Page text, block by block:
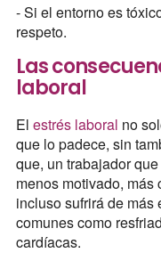
- Si el entorno es
respeto.
Las
laboral
El estrés laboral no
que lo padece, sin
que, un trabajador
menos motivado,
incluso sufrirá de más
comunes como
cardíacas.